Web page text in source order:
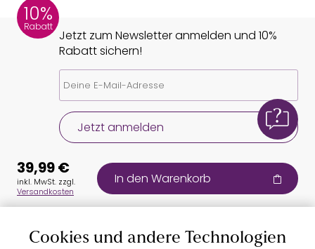
10%
Rabatt
Jetzt zum Newsletter anmelden und 10%
Rabatt sichern!
Jetzt anmelden
39,99 €
inkl. MwSt. zzgl.
Versandkosten
In den Warenkorb
Cookies und andere Technologien